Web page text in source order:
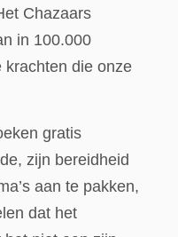
Chazaars
in 100.000
krachten die onze
gratis
zijn bereidheid
aan te pakken,
dat het